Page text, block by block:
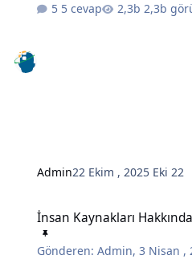
5 cevap
2,3b
Admin22 Ekim , 2025 Eki 22
İnsan Kaynakları
Gönderen:Admin,3 Nisan ,